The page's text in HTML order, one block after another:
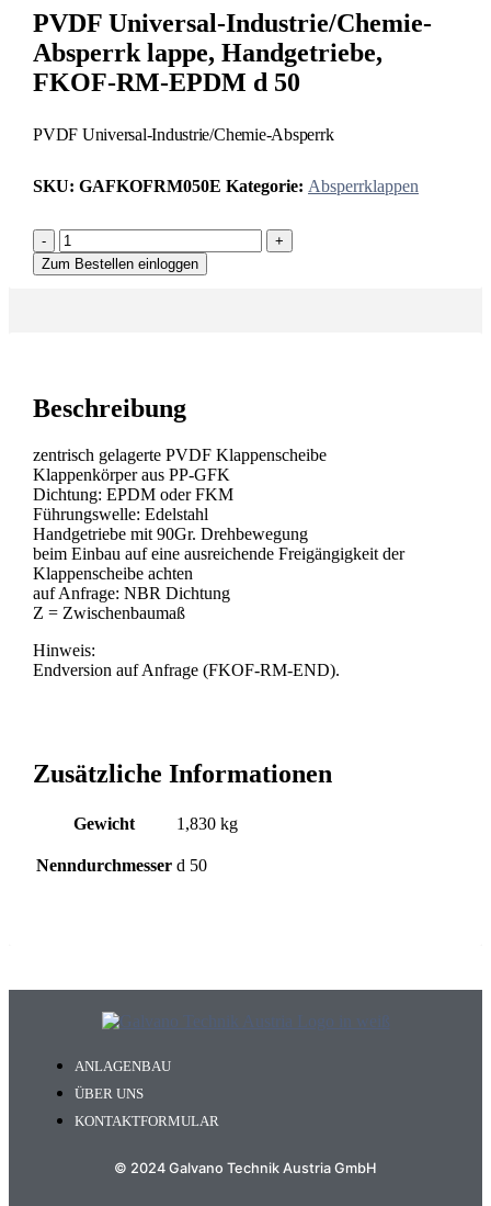
PVDF Universal-Industrie/Chemie-
Absperrk lappe, Handgetriebe,
FKOF-RM-EPDM d 50
PVDF Universal-Industrie/Chemie-Absperrk
SKU: GAFKOFRM050E Kategorie: Absperrklappen
-
+
Zum Bestellen einloggen
Beschreibung
zentrisch gelagerte PVDF Klappenscheibe
Klappenkörper aus PP-GFK
Dichtung: EPDM oder FKM
Führungswelle: Edelstahl
Handgetriebe mit 90Gr. Drehbewegung
beim Einbau auf eine ausreichende Freigängigkeit der
Klappenscheibe achten
auf Anfrage: NBR Dichtung
Z = Zwischenbaumaß
Hinweis:
Endversion auf Anfrage (FKOF-RM-END).
Zusätzliche Informationen
Gewicht 1,830 kg
Nenndurchmesser d 50
ANLAGENBAU
ÜBER UNS
KONTAKTFORMULAR
© 2024 Galvano Technik Austria GmbH